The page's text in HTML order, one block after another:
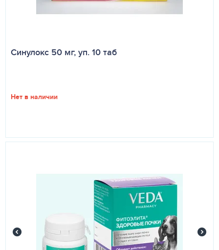
Синулокс 50 мг, уп. 10 таб
Нет в наличии